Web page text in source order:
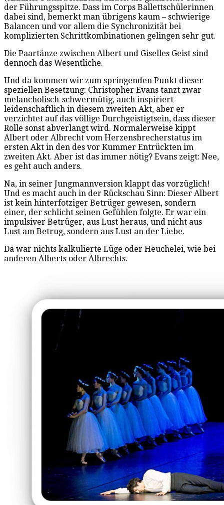
der Führungsspitze. Dass im Corps Ballettschülerinnen
dabei sind, bemerkt man übrigens kaum – schwierige
Balancen und vor allem die Synchronizität bei
komplizierten Schrittkombinationen gelingen sehr gut.
Die Paartänze zwischen Albert und Giselles Geist sind
dennoch das Wesentliche.
Und da kommen wir zum springenden Punkt dieser
speziellen Besetzung: Christopher Evans tanzt zwar
melancholisch-schwermütig, auch inspiriert-
leidenschaftlich in diesem zweiten Akt, aber er
verzichtet auf das völlige Durchgeistigtsein, dass dieser
Rolle sonst abverlangt wird. Normalerweise kippt
Albert oder Albrecht vom Herzensbrecherstatus im
ersten Akt in den des vor Kummer Entrückten im
zweiten Akt. Aber ist das immer nötig? Evans zeigt: Nee,
es geht auch anders.
Na, in seiner Jungmannversion klappt das vorzüglich!
Und es macht auch in der Rückschau Sinn: Dieser Albert
ist kein hinterfotziger Betrüger gewesen, sondern
einer, der schlicht seinen Gefühlen folgte. Er war ein
impulsiver Betrüger, aus Lust heraus, und nicht aus
Lust am Betrug, sondern aus Lust an der Liebe.
Da war nichts kalkulierte Lüge oder Heuchelei, wie bei
anderen Alberts oder Albrechts.